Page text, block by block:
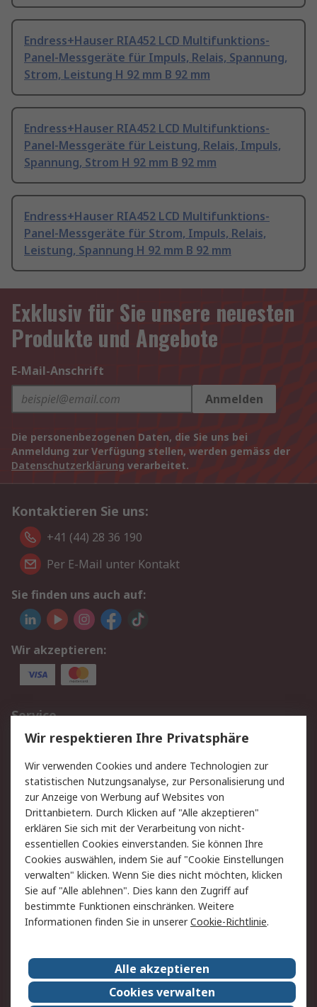
Endress+Hauser RIA452 LCD Multifunktions-
Panel-Messgeräte für Impuls, Relais, Spannung,
Strom, Leistung H 92 mm B 92 mm
Endress+Hauser RIA452 LCD Multifunktions-
Panel-Messgeräte für Leistung, Relais, Impuls,
Spannung, Strom H 92 mm B 92 mm
Endress+Hauser RIA452 LCD Multifunktions-
Panel-Messgeräte für Strom, Impuls, Relais,
Leistung, Spannung H 92 mm B 92 mm
Exklusiv für Sie unsere neuesten
Produkte und Angebote
E-Mail-Anschrift
Anmelden
Die personenbezogenen Daten, die Sie uns bei
Anmeldung zur Verfügung stellen, werden gemäss der
Datenschutzerklärung verarbeitet.
Kontaktieren Sie uns:
+41 (44) 28 36 190
Per E-Mail unter Kontakt
Sie finden uns auch auf:
Wir akzeptieren:
Service
Value Added Services
Lieferlösungen
Rücksendungen
Kontakt
Hilfe
Rechtliches
AGB
Datenschutz
Cookie-Richtlinie
Zahlungsbedingungen
Copyright/Impressum
Über RS
Karriere bei RS
Nachhaltigkeit
Qualität/Umwelt/ZertifikatePresse-Center
Wir respektieren Ihre Privatsphäre
Wir verwenden Cookies und andere Technologien zur
statistischen Nutzungsanalyse, zur Personalisierung und
zur Anzeige von Werbung auf Websites von
Drittanbietern. Durch Klicken auf "Alle akzeptieren"
erklären Sie sich mit der Verarbeitung von nicht-
essentiellen Cookies einverstanden. Sie können Ihre
Cookies auswählen, indem Sie auf "Cookie Einstellungen
verwalten" klicken. Wenn Sie dies nicht möchten, klicken
Sie auf "Alle ablehnen". Dies kann den Zugriff auf
bestimmte Funktionen einschränken. Weitere
Informationen finden Sie in unsererCookie-Richtlinie.
Alle akzeptieren
Cookies verwalten